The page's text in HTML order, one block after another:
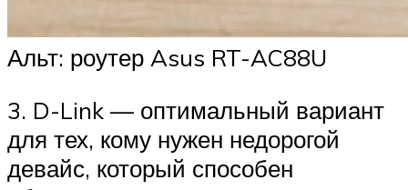
Альт: роутер Asus RT-AC88U
3. D-Link — оптимальный вариант
для тех, кому нужен недорогой
девайс, который способен